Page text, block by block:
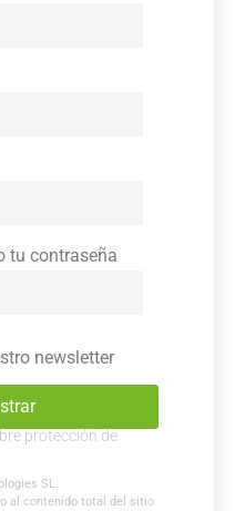
tu contraseña
newsletter
protección de
SL.
al contenido total del sitio